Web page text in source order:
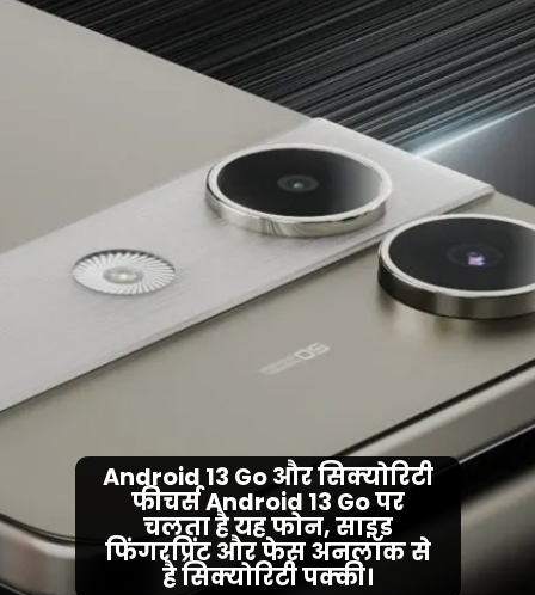
Android 13 Go और सिक्योरिटी
फीचर्स Android 13 Go पर
चलता है यह फोन, साइड
फिंगरप्रिंट और फेस अनलॉक से
है सिक्योरिटी पक्की।